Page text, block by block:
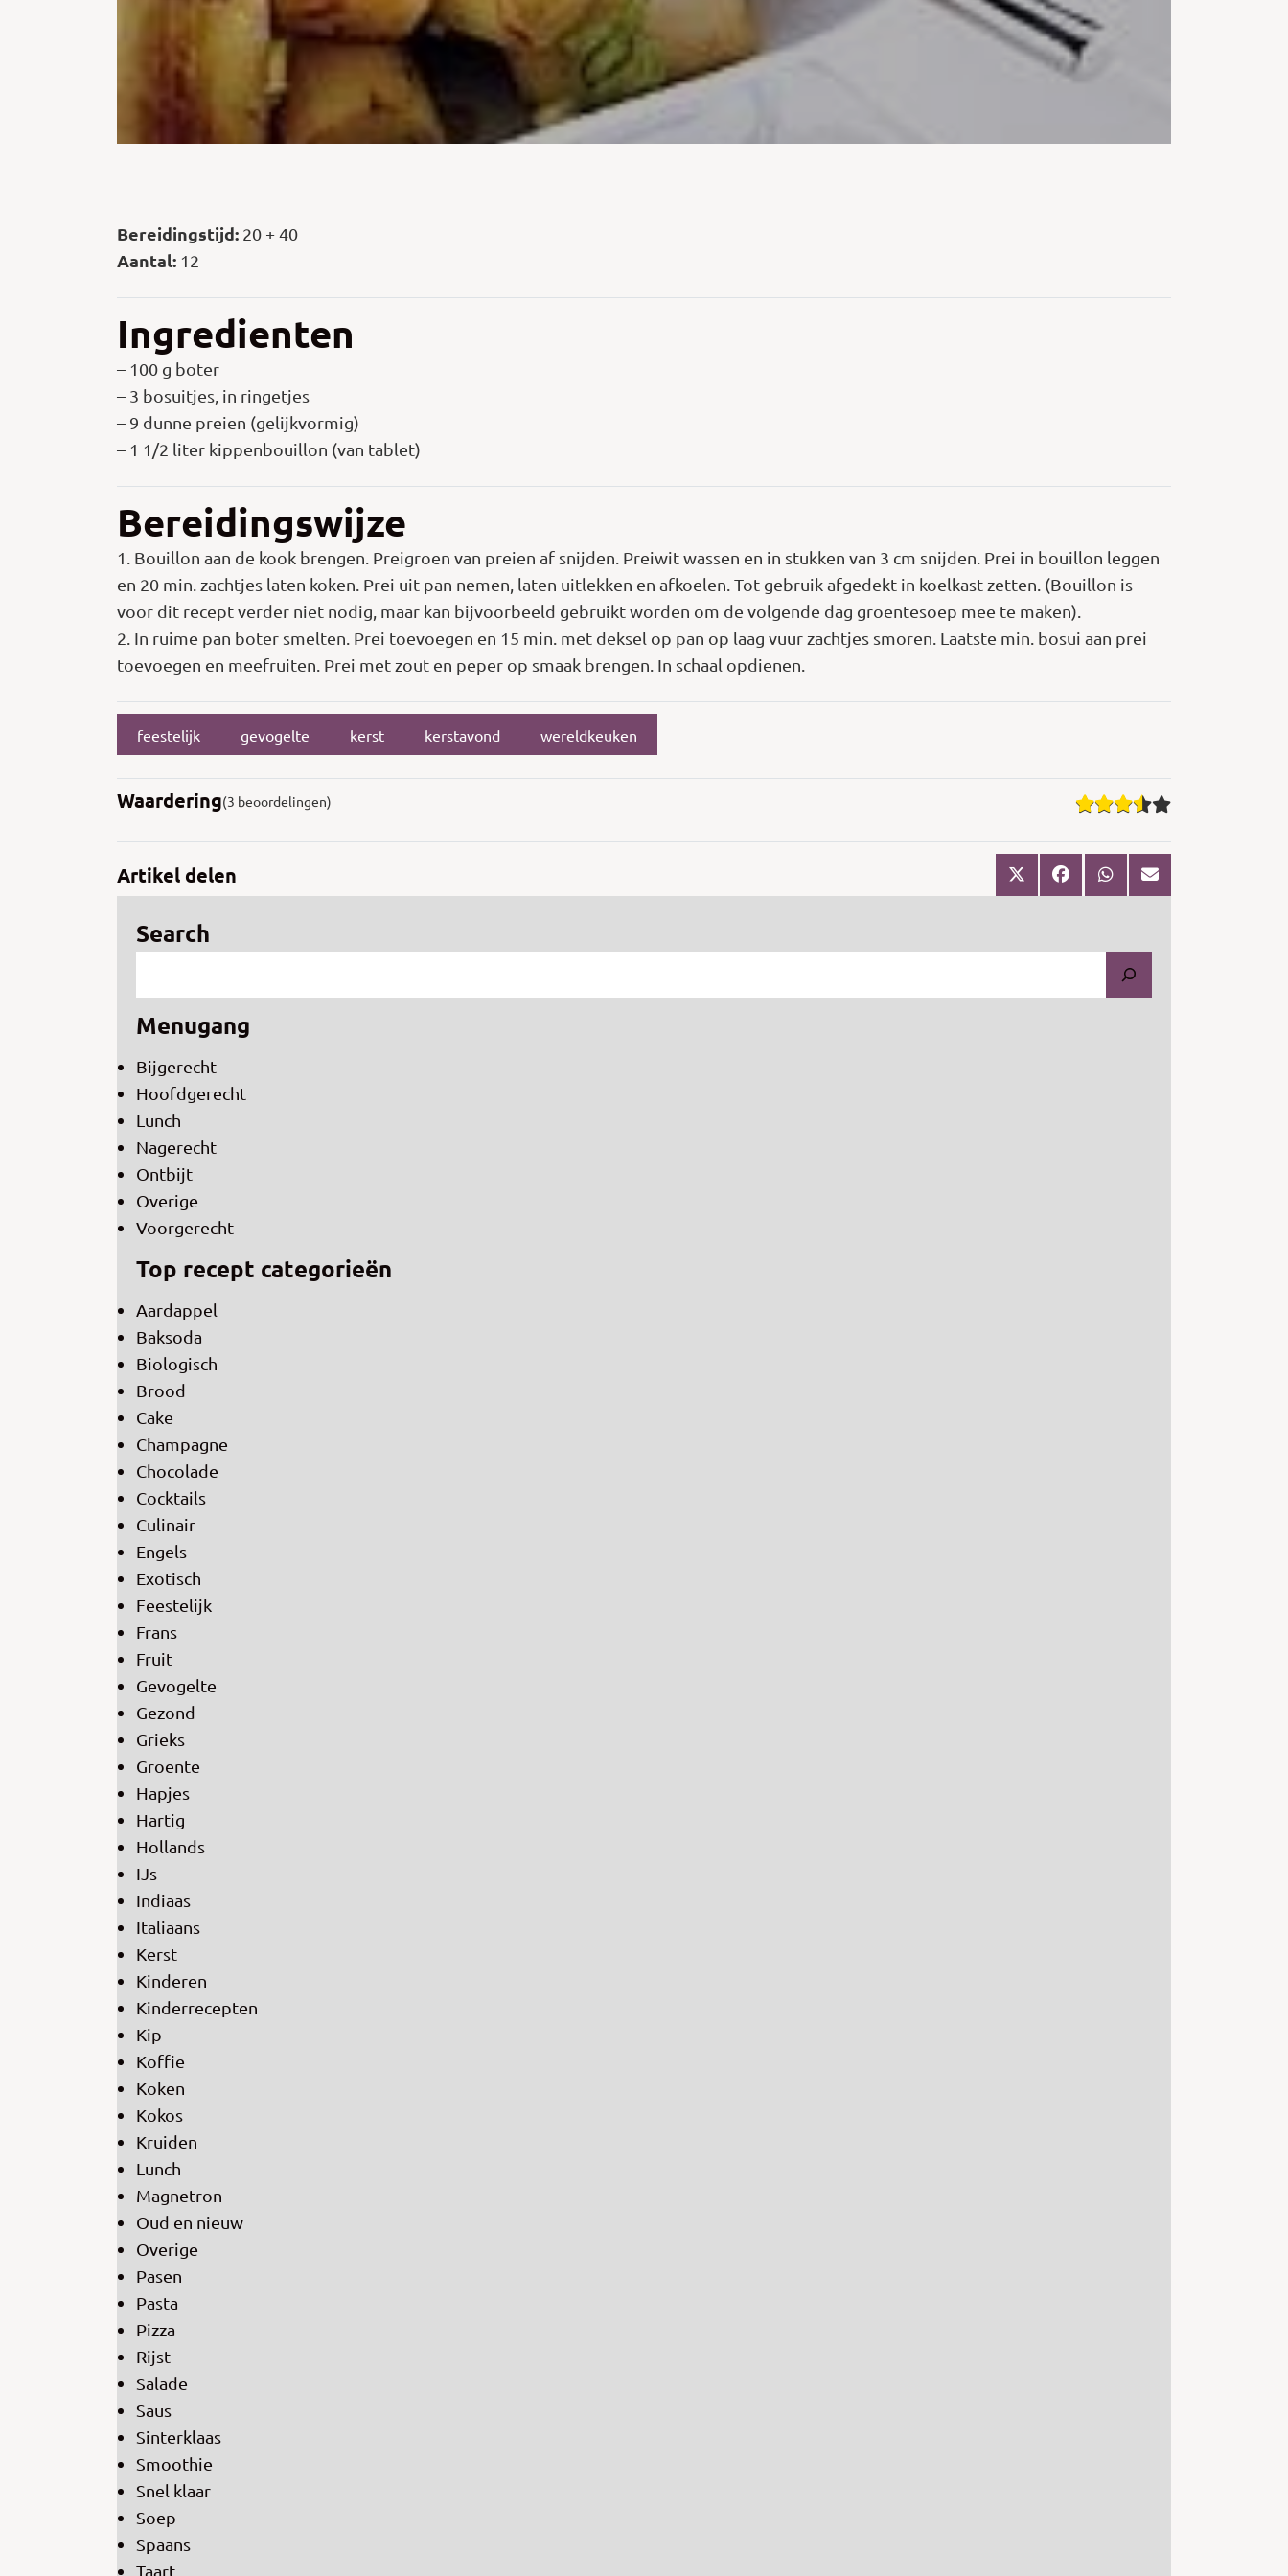
Bereidingstijd: 20 + 40
Aantal: 12
Ingredienten
– 100 g boter
– 3 bosuitjes, in ringetjes
– 9 dunne preien (gelijkvormig)
– 1 1/2 liter kippenbouillon (van tablet)
Bereidingswijze
1. Bouillon aan de kook brengen. Preigroen van preien af snijden. Preiwit wassen en in stukken van 3 cm snijden. Prei in bouillon leggen
en 20 min. zachtjes laten koken. Prei uit pan nemen, laten uitlekken en afkoelen. Tot gebruik afgedekt in koelkast zetten. (Bouillon is
voor dit recept verder niet nodig, maar kan bijvoorbeeld gebruikt worden om de volgende dag groentesoep mee te maken).
2. In ruime pan boter smelten. Prei toevoegen en 15 min. met deksel op pan op laag vuur zachtjes smoren. Laatste min. bosui aan prei
toevoegen en meefruiten. Prei met zout en peper op smaak brengen. In schaal opdienen.
feestelijk gevogelte kerst kerstavond wereldkeuken
Waardering(3 beoordelingen)
Artikel delen
Search
Menugang
Bijgerecht
Hoofdgerecht
Lunch
Nagerecht
Ontbijt
Overige
Voorgerecht
Top recept categorieën
Aardappel
Baksoda
Biologisch
Brood
Cake
Champagne
Chocolade
Cocktails
Culinair
Engels
Exotisch
Feestelijk
Frans
Fruit
Gevogelte
Gezond
Grieks
Groente
Hapjes
Hartig
Hollands
IJs
Indiaas
Italiaans
Kerst
Kinderen
Kinderrecepten
Kip
Koffie
Koken
Kokos
Kruiden
Lunch
Magnetron
Oud en nieuw
Overige
Pasen
Pasta
Pizza
Rijst
Salade
Saus
Sinterklaas
Smoothie
Snel klaar
Soep
Spaans
Taart